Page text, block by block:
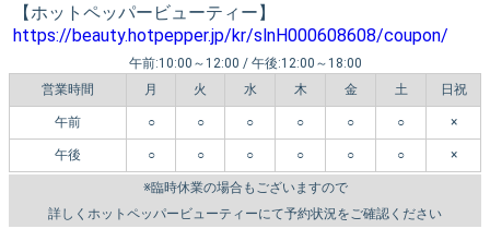
【ホットペッパービューティー】
https://beauty.hotpepper.jp/kr/slnH000608608/coupon/
午前:10:00～12:00 / 午後:12:00～18:00
営業時間
月 火 水 木 金 土 日祝
午前 ○ ○ ○ ○ ○ ○ ×
午後 ○ ○ ○ ○ ○ ○ ×
※臨時休業の場合もございますので
詳しくホットペッパービューティーにて予約状況をご確認ください